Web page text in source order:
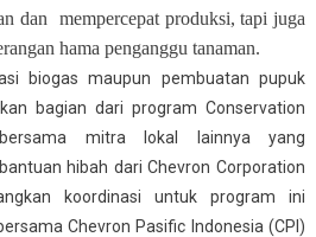
dan
mempercepat produksi, tapi juga
hama penganggu tanaman.
biogas maupun pembuatan pupuk
bagian dari program Conservation
mitra lokal lainnya yang
hibah dari Chevron Corporation
koordinasi untuk program ini
Chevron Pasific Indonesia (CPI)